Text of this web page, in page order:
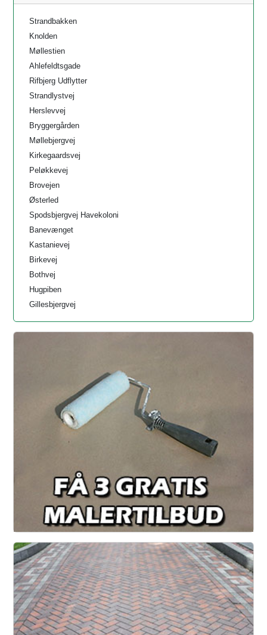
Strandbakken
Knolden
Møllestien
Ahlefeldtsgade
Rifbjerg Udflytter
Strandlystvej
Herslevvej
Bryggergården
Møllebjergvej
Kirkegaardsvej
Peløkkevej
Brovejen
Østerled
Spodsbjergvej Havekoloni
Banevænget
Kastanievej
Birkevej
Bothvej
Hugpiben
Gillesbjergvej